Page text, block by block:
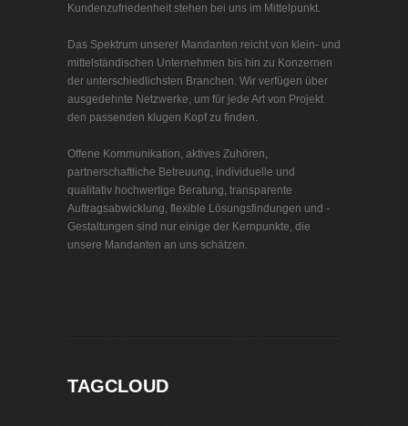
Kundenzufriedenheit stehen bei uns im Mittelpunkt.
Das Spektrum unserer Mandanten reicht von klein- und
mittelständischen Unternehmen bis hin zu Konzernen
der unterschiedlichsten Branchen. Wir verfügen über
ausgedehnte Netzwerke, um für jede Art von Projekt
den passenden klugen Kopf zu finden.
Offene Kommunikation, aktives Zuhören,
partnerschaftliche Betreuung, individuelle und
qualitativ hochwertige Beratung, transparente
Auftragsabwicklung, flexible Lösungsfindungen und -
Gestaltungen sind nur einige der Kernpunkte, die
unsere Mandanten an uns schätzen.
TAGCLOUD